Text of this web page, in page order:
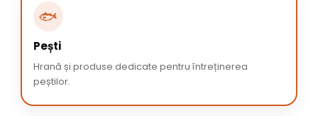
🐟
Pești
Hrană și produse dedicate pentru întreținerea
peștilor.